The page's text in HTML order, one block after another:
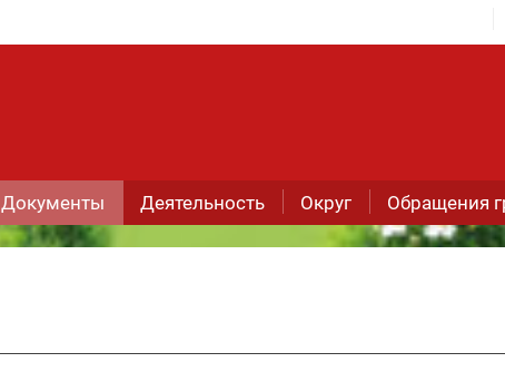
Документы Деятельность Округ Обращения